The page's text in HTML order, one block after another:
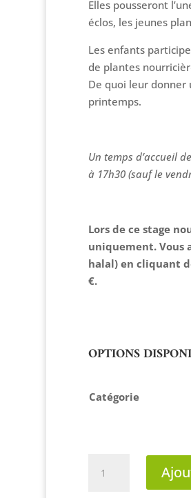
Elles pousseront
éclos, les jeunes
Les enfants
de plantes
De quoi leur donner
printemps.
Un temps d’accueil
à 17h30 (sauf le
Lors de ce stage
uniquement. Vous
halal) en cliquant
€.
OPTIONS
Catégorie